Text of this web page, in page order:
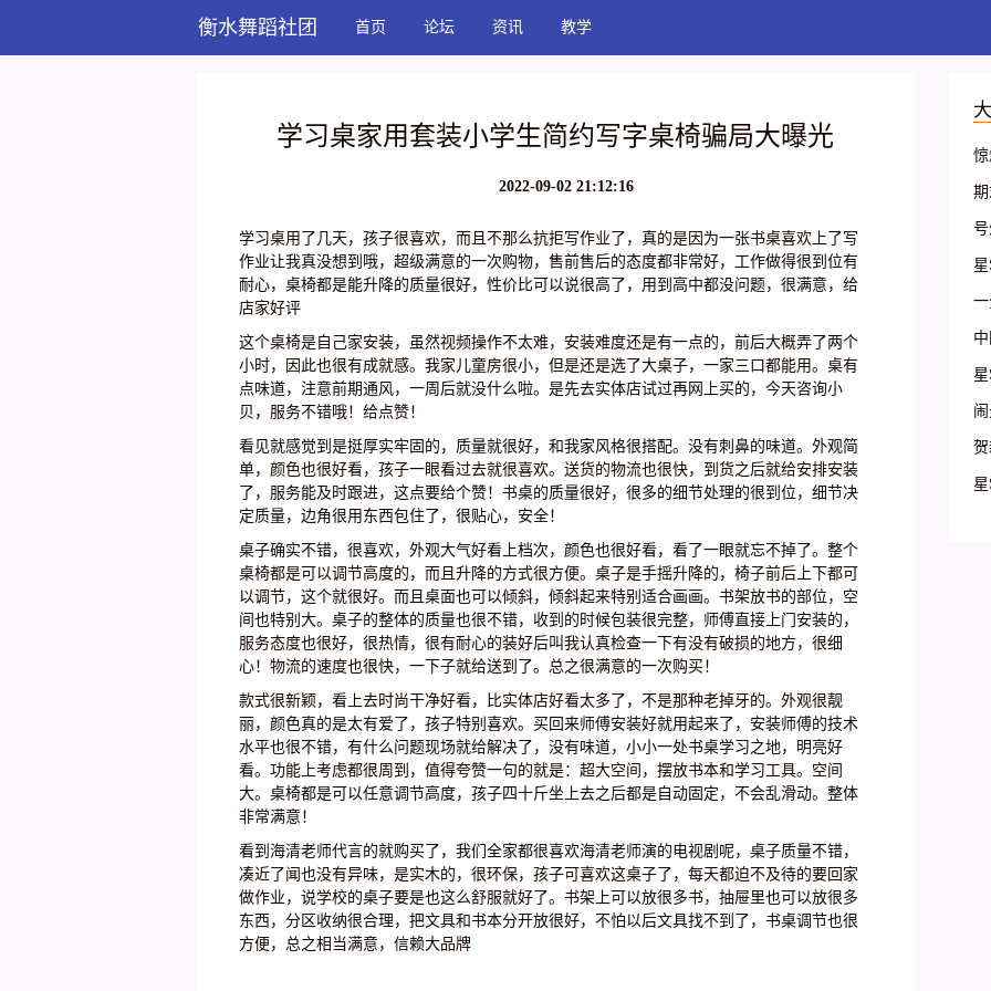
衡水舞蹈社团 首页 论坛 资讯 教学
学习桌家用套装小学生简约写字桌椅骗局大曝光
2022-09-02 21:12:16
学习桌用了几天，孩子很喜欢，而且不那么抗拒写作业了，真的是因为一张书桌喜欢上了写
作业让我真没想到哦，超级满意的一次购物，售前售后的态度都非常好，工作做得很到位有
耐心，桌椅都是能升降的质量很好，性价比可以说很高了，用到高中都没问题，很满意，给
店家好评
这个桌椅是自己家安装，虽然视频操作不太难，安装难度还是有一点的，前后大概弄了两个
小时，因此也很有成就感。我家儿童房很小，但是还是选了大桌子，一家三口都能用。桌有
点味道，注意前期通风，一周后就没什么啦。是先去实体店试过再网上买的，今天咨询小
贝，服务不错哦！给点赞！
看见就感觉到是挺厚实牢固的，质量就很好，和我家风格很搭配。没有刺鼻的味道。外观简
单，颜色也很好看，孩子一眼看过去就很喜欢。送货的物流也很快，到货之后就给安排安装
了，服务能及时跟进，这点要给个赞！书桌的质量很好，很多的细节处理的很到位，细节决
定质量，边角很用东西包住了，很贴心，安全！
桌子确实不错，很喜欢，外观大气好看上档次，颜色也很好看，看了一眼就忘不掉了。整个
桌椅都是可以调节高度的，而且升降的方式很方便。桌子是手摇升降的，椅子前后上下都可
以调节，这个就很好。而且桌面也可以倾斜，倾斜起来特别适合画画。书架放书的部位，空
间也特别大。桌子的整体的质量也很不错，收到的时候包装很完整，师傅直接上门安装的，
服务态度也很好，很热情，很有耐心的装好后叫我认真检查一下有没有破损的地方，很细
心！物流的速度也很快，一下子就给送到了。总之很满意的一次购买！
款式很新颖，看上去时尚干净好看，比实体店好看太多了，不是那种老掉牙的。外观很靓
丽，颜色真的是太有爱了，孩子特别喜欢。买回来师傅安装好就用起来了，安装师傅的技术
水平也很不错，有什么问题现场就给解决了，没有味道，小小一处书桌学习之地，明亮好
看。功能上考虑都很周到，值得夸赞一句的就是：超大空间，摆放书本和学习工具。空间
大。桌椅都是可以任意调节高度，孩子四十斤坐上去之后都是自动固定，不会乱滑动。整体
非常满意！
看到海清老师代言的就购买了，我们全家都很喜欢海清老师演的电视剧呢，桌子质量不错，
凑近了闻也没有异味，是实木的，很环保，孩子可喜欢这桌子了，每天都迫不及待的要回家
做作业，说学校的桌子要是也这么舒服就好了。书架上可以放很多书，抽屉里也可以放很多
东西，分区收纳很合理，把文具和书本分开放很好，不怕以后文具找不到了，书桌调节也很
方便，总之相当满意，信赖大品牌
么